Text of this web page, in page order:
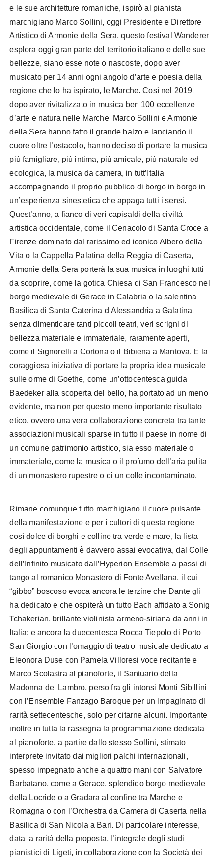
e le sue architetture romaniche, ispirò al pianista
marchigiano Marco Sollini, oggi Presidente e Direttore
Artistico di Armonie della Sera, questo festival Wanderer
esplora oggi gran parte del territorio italiano e delle sue
bellezze, siano esse note o nascoste, dopo aver
musicato per 14 anni ogni angolo d’arte e poesia della
regione che lo ha ispirato, le Marche. Così nel 2019,
dopo aver rivitalizzato in musica ben 100 eccellenze
d’arte e natura nelle Marche, Marco Sollini e Armonie
della Sera hanno fatto il grande balzo e lanciando il
cuore oltre l’ostacolo, hanno deciso di portare la musica
più famigliare, più intima, più amicale, più naturale ed
ecologica, la musica da camera, in tutt’Italia
accompagnando il proprio pubblico di borgo in borgo in
un’esperienza sinestetica che appaga tutti i sensi.
Quest’anno, a fianco di veri capisaldi della civiltà
artistica occidentale, come il Cenacolo di Santa Croce a
Firenze dominato dal rarissimo ed iconico Albero della
Vita o la Cappella Palatina della Reggia di Caserta,
Armonie della Sera porterà la sua musica in luoghi tutti
da scoprire, come la gotica Chiesa di San Francesco nel
borgo medievale di Gerace in Calabria o la salentina
Basilica di Santa Caterina d’Alessandria a Galatina,
senza dimenticare tanti piccoli teatri, veri scrigni di
bellezza materiale e immateriale, raramente aperti,
come il Signorelli a Cortona o il Bibiena a Mantova. E la
coraggiosa iniziativa di portare la propria idea musicale
sulle orme di Goethe, come un’ottocentesca guida
Baedeker alla scoperta del bello, ha portato ad un meno
evidente, ma non per questo meno importante risultato
etico, ovvero una vera collaborazione concreta tra tante
associazioni musicali sparse in tutto il paese in nome di
un comune patrimonio artistico, sia esso materiale o
immateriale, come la musica o il profumo dell’aria pulita
di un monastero rupestre o di un colle incontaminato.
Rimane comunque tutto marchigiano il cuore pulsante
della manifestazione e per i cultori di questa regione
così dolce di borghi e colline tra verde e mare, la lista
degli appuntamenti è davvero assai evocativa, dal Colle
dell’Infinito musicato dall’Hyperion Ensemble a passi di
tango al romanico Monastero di Fonte Avellana, il cui
“gibbo” boscoso evoca ancora le terzine che Dante gli
ha dedicato e che ospiterà un tutto Bach affidato a Sonig
Tchakerian, brillante violinista armeno-siriana da anni in
Italia; e ancora la duecentesca Rocca Tiepolo di Porto
San Giorgio con l’omaggio di teatro musicale dedicato a
Eleonora Duse con Pamela Villoresi voce recitante e
Marco Scolastra al pianoforte, il Santuario della
Madonna del Lambro, perso fra gli intonsi Monti Sibillini
con l’Ensemble Fanzago Baroque per un impaginato di
rarità settecentesche, solo per citarne alcuni. Importante
inoltre in tutta la rassegna la programmazione dedicata
al pianoforte, a partire dallo stesso Sollini, stimato
interprete invitato dai migliori palchi internazionali,
spesso impegnato anche a quattro mani con Salvatore
Barbatano, come a Gerace, splendido borgo medievale
della Locride o a Gradara al confine tra Marche e
Romagna o con l’Orchestra da Camera di Caserta nella
Basilica di San Nicola a Bari. Di particolare interesse,
data la rarità della proposta, l’integrale degli studi
pianistici di Ligeti, in collaborazione con la Società dei